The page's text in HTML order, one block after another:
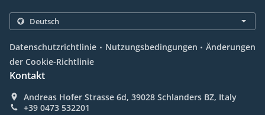
Datenschutzrichtlinie . Nutzungsbedingungen . Änderungen
der Cookie-Richtlinie
Kontakt
Andreas Hofer Strasse 6d, 39028 Schlanders BZ, Italy
+39 0473 532201